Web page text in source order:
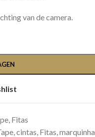
van de camera.
Fitas
,cintas, Fitas,marquinha